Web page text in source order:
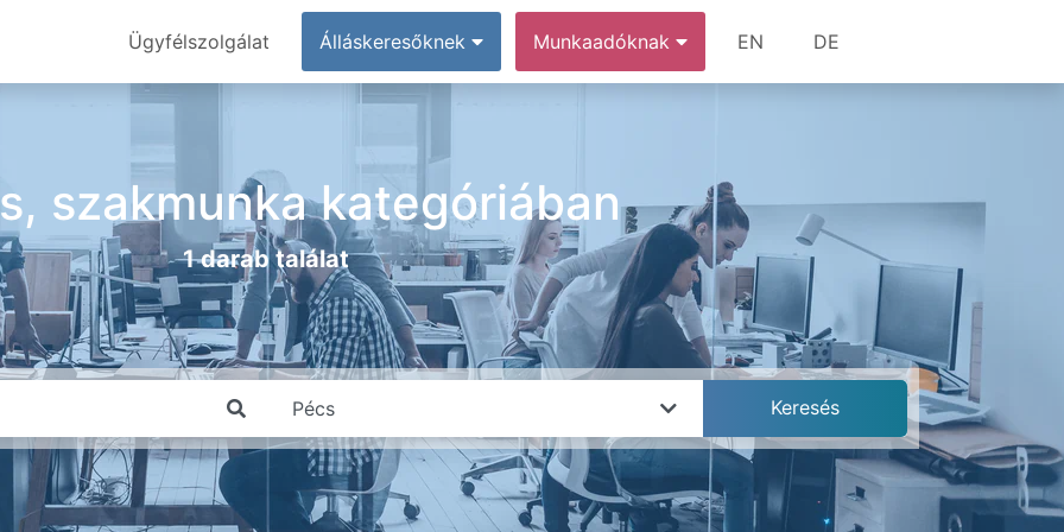
Ügyfélszolgálat Álláskeresőknek Munkaadóknak EN DE
szakmunka kategóriában
1 darab találat